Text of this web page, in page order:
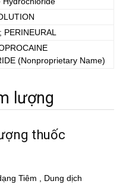
(Nonproprietary Name)
lượng
thuốc
Tiêm , Dung dịch